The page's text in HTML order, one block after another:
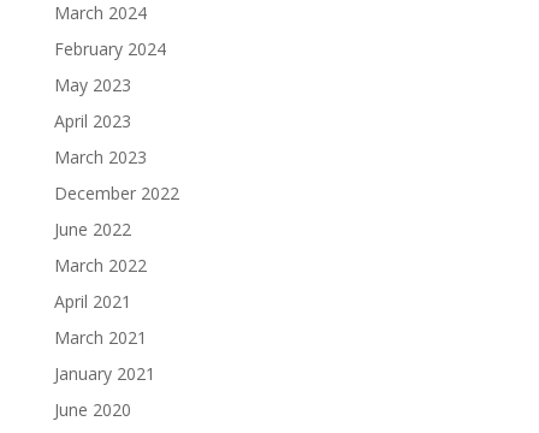
March 2024
February 2024
May 2023
April 2023
March 2023
December 2022
June 2022
March 2022
April 2021
March 2021
January 2021
June 2020